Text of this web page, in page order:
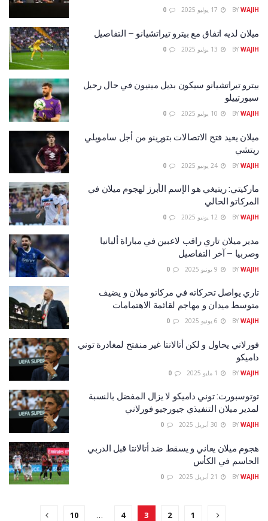
BY WAJIH
ميلان لديه اتفاق مع بيترو تيراتشيانو – التفاصيل
BY WAJIH
بيترو تيراتشيانو سيكون بديل مينيون في حال رحيل
سبورتييلو
BY WAJIH
ميلان يعيد فتح الاتصالات بتورينو من أجل سامويلي
ريتشي
BY WAJIH
ماركيتي: ريتيغي هو الإسم الأبرز لهجوم ميلان في
المركاتو الحالي
BY WAJIH
مدير ميلان تاري راقب لاعبين في مباراة ألبانيا
وصربيا – آخر التفاصيل
BY WAJIH
تاري يواصل تحركاته في مركاتو ميلان و يضيف
متوسط ميدان و مهاجم لقائمة الاهتمامات
BY WAJIH
فورلاني يحاول و لكن أتالانتا غير منفتح لمغادرة توني
داميكو
BY WAJIH
توتوسبورت: توني داميكو لا يزال المفضل بالنسبة
لمدير ميلان التنفيذي جيورجيو فورلاني
BY WAJIH
هجوم ميلان يعاني و يسقط ضد أتالانتا قبل الدربي
الحاسم في الكأس
BY WAJIH
1
2
3
4
…
10